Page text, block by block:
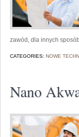
zawód, dla innych
CATEGORIES: NOWE
Nano